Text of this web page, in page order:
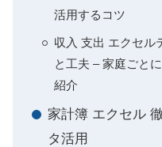
活用するコツ
収入 支出 エクセル
と工夫 – 家庭ごと
紹介
家計簿 エクセル
タ活用